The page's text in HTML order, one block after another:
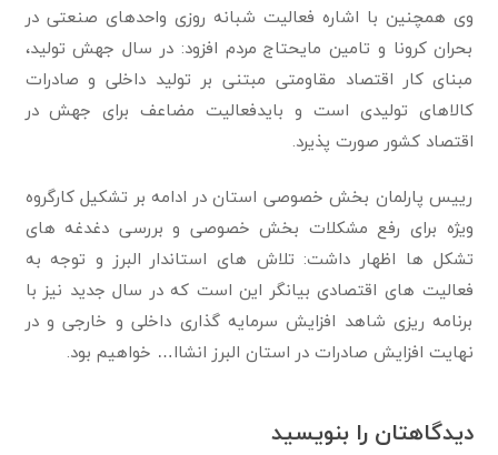
وی همچنین با اشاره فعالیت شبانه روزی واحدهای صنعتی در
بحران کرونا و تامین مایحتاج مردم افزود: در سال جهش تولید،
مبنای کار اقتصاد مقاومتی مبتنی بر تولید داخلی و صادرات
کالاهای تولیدی است و بایدفعالیت مضاعف برای جهش در
اقتصاد کشور صورت پذیرد.
رییس پارلمان بخش خصوصی استان در ادامه بر تشکیل کارگروه
ویژه برای رفع مشکلات بخش خصوصی و بررسی دغدغه های
تشکل ها اظهار داشت: تلاش های استاندار البرز و توجه به
فعالیت های اقتصادی بیانگر این است که در سال جدید نیز با
برنامه ریزی شاهد افزایش سرمایه گذاری داخلی و خارجی و در
نهایت افزایش صادرات در استان البرز انشاا… خواهیم بود.
دیدگاهتان را بنویسید